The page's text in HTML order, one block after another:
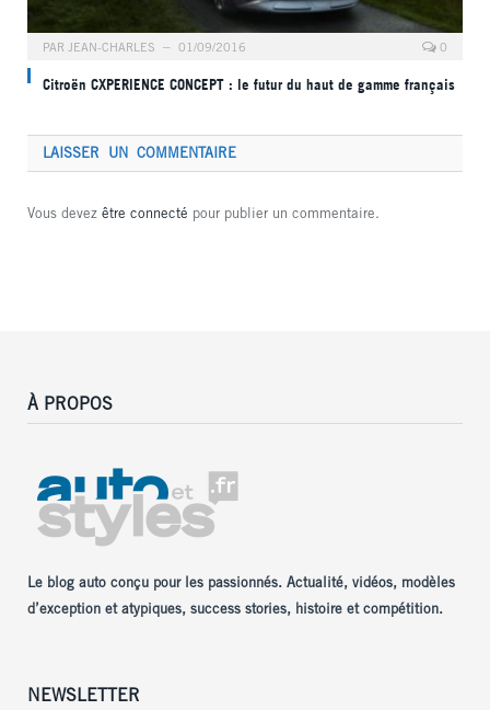
PAR JEAN-CHARLES 01/09/2016 0
Citroën CXPERIENCE CONCEPT : le futur du haut de gamme français
LAISSER UN COMMENTAIRE
Vous devez être connecté pour publier un commentaire.
À PROPOS
Le blog auto conçu pour les passionnés. Actualité, vidéos, modèles
d’exception et atypiques, success stories, histoire et compétition.
NEWSLETTER